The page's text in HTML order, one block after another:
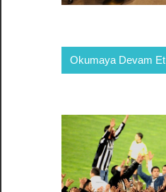
Okumaya Devam Et